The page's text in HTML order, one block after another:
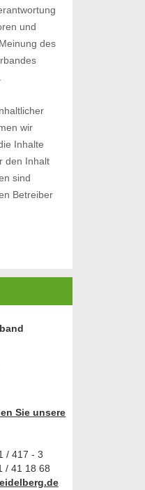
und
des
wir
Inhalte
den Inhalt
sind
Betreiber
Sie unsere
/ 417 - 3
/ 41 18 68